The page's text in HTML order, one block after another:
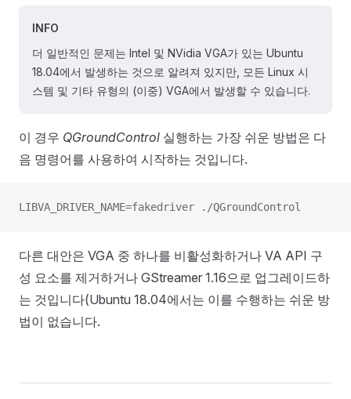
INFO
더 일반적인 문제는 Intel 및 NVidia VGA가 있는 Ubuntu
18.04에서 발생하는 것으로 알려져 있지만, 모든 Linux 시
스템 및 기타 유형의 (이중) VGA에서 발생할 수 있습니다.
이 경우 QGroundControl 실행하는 가장 쉬운 방법은 다
음 명령어를 사용하여 시작하는 것입니다.
LIBVA_DRIVER_NAME=fakedriver ./QGroundControl
다른 대안은 VGA 중 하나를 비활성화하거나 VA API 구
성 요소를 제거하거나 GStreamer 1.16으로 업그레이드하
는 것입니다(Ubuntu 18.04에서는 이를 수행하는 쉬운 방
법이 없습니다.